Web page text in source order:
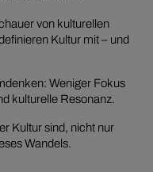
von kulturellen
Kultur mit – und
Weniger Fokus
kulturelle Resonanz.
Kultur sind, nicht nur
Wandels.